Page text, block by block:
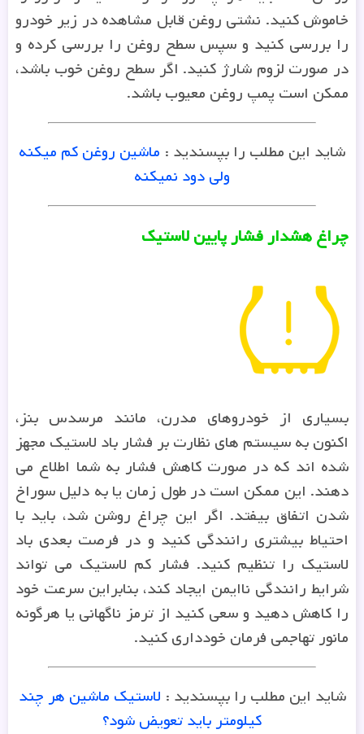
خاموش کنید. نشتی روغن قابل مشاهده در زیر خودرو
را بررسی کنید و سپس سطح روغن را بررسی کرده و
در صورت لزوم شارژ کنید. اگر سطح روغن خوب باشد،
ممکن است پمپ روغن معیوب باشد.
شاید این مطلب را بپسندید : ماشین روغن کم میکنه
ولی دود نمیکنه
چراغ هشدار فشار پایین لاستیک
بسیاری از خودروهای مدرن، مانند مرسدس بنز،
اکنون به سیستم های نظارت بر فشار باد لاستیک مجهز
شده اند که در صورت کاهش فشار به شما اطلاع می
دهند. این ممکن است در طول زمان یا به دلیل سوراخ
شدن اتفاق بیفتد. اگر این چراغ روشن شد، باید با
احتیاط بیشتری رانندگی کنید و در فرصت بعدی باد
لاستیک را تنظیم کنید. فشار کم لاستیک می تواند
شرایط رانندگی ناایمن ایجاد کند، بنابراین سرعت خود
را کاهش دهید و سعی کنید از ترمز ناگهانی یا هرگونه
مانور تهاجمی فرمان خودداری کنید.
شاید این مطلب را بپسندید : لاستیک ماشین هر چند
کیلومتر باید تعویض شود؟